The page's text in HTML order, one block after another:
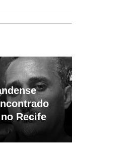
Recife